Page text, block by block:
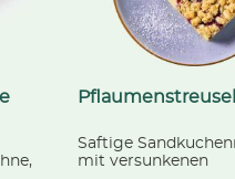
Saftige
mit versunkenen